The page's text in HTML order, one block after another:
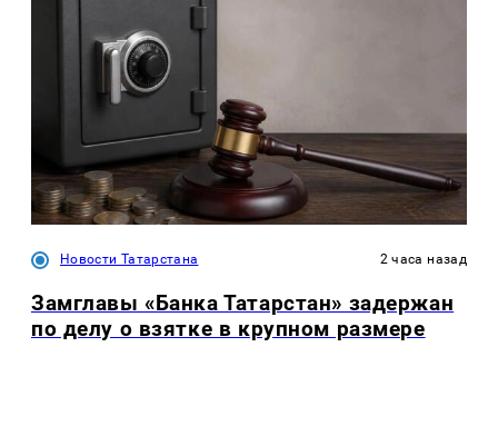
Новости Татарстана 2 часа назад
Замглавы «Банка Татарстан» задержан
по делу о взятке в крупном размере